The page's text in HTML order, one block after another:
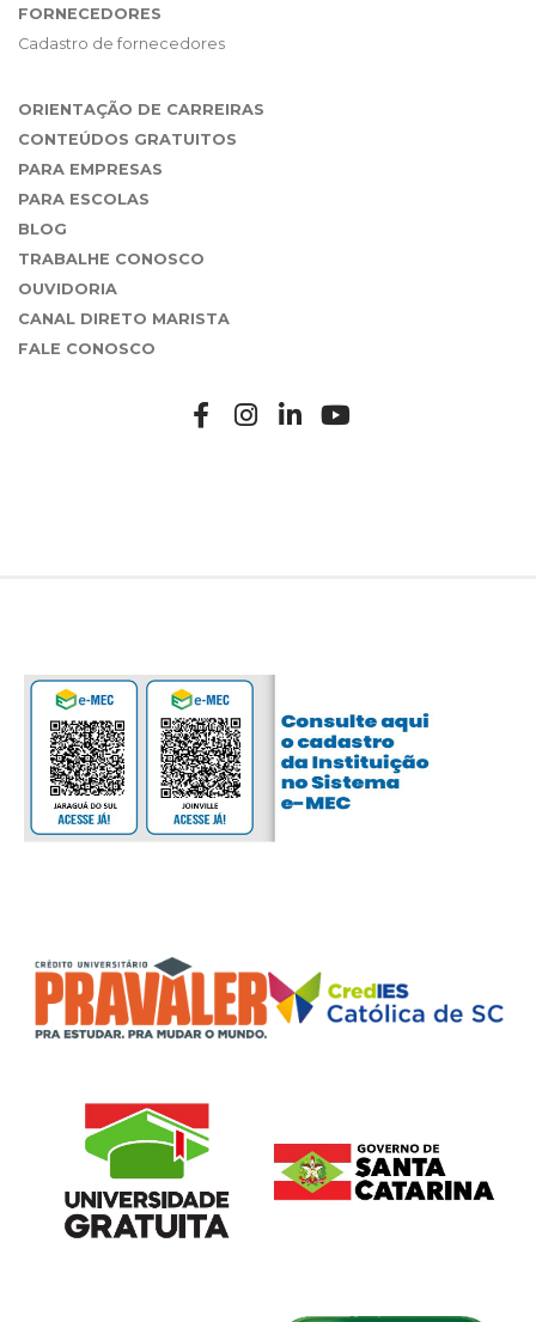
FORNECEDORES
Cadastro de fornecedores
ORIENTAÇÃO DE CARREIRAS
CONTEÚDOS GRATUITOS
PARA EMPRESAS
PARA ESCOLAS
BLOG
TRABALHE CONOSCO
OUVIDORIA
CANAL DIRETO MARISTA
FALE CONOSCO